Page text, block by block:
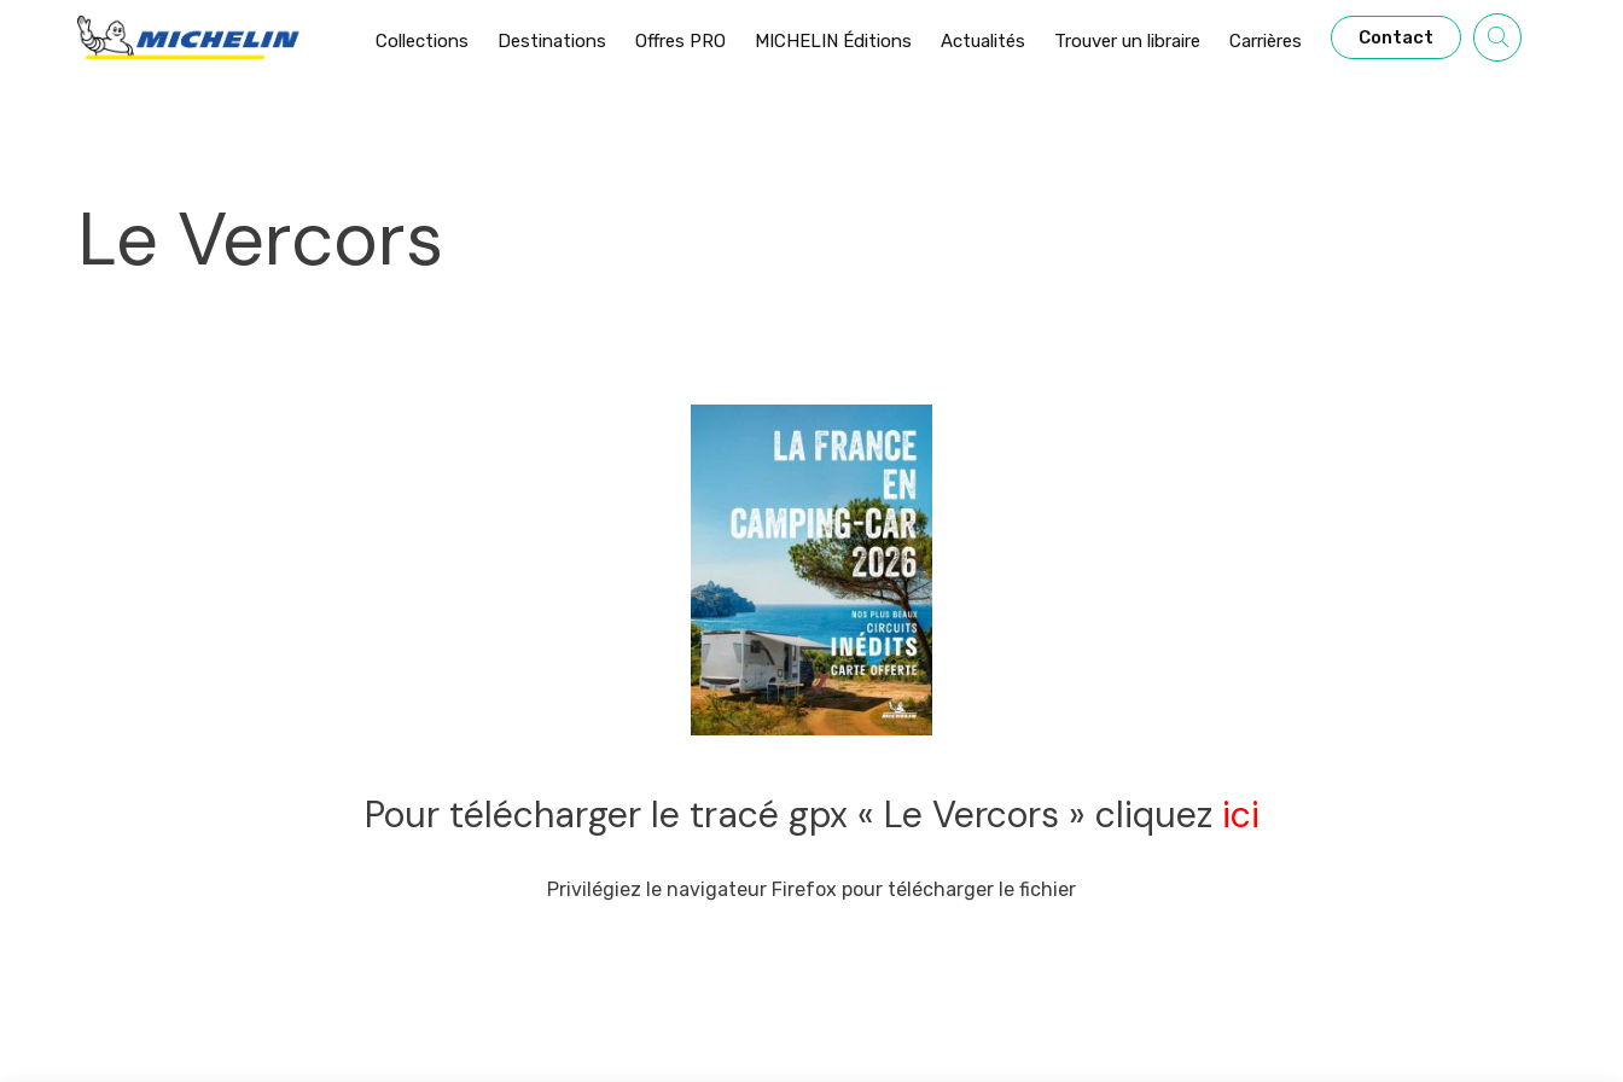
Collections Destinations Offres PRO MICHELIN Éditions Actualités Trouver un libraire Carrières Contact
Le Vercors
Pour télécharger le tracé gpx « Le Vercors » cliquez ici
Privilégiez le navigateur Firefox pour télécharger le fichier